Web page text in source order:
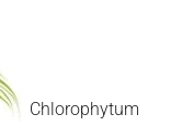
Chlorophytum